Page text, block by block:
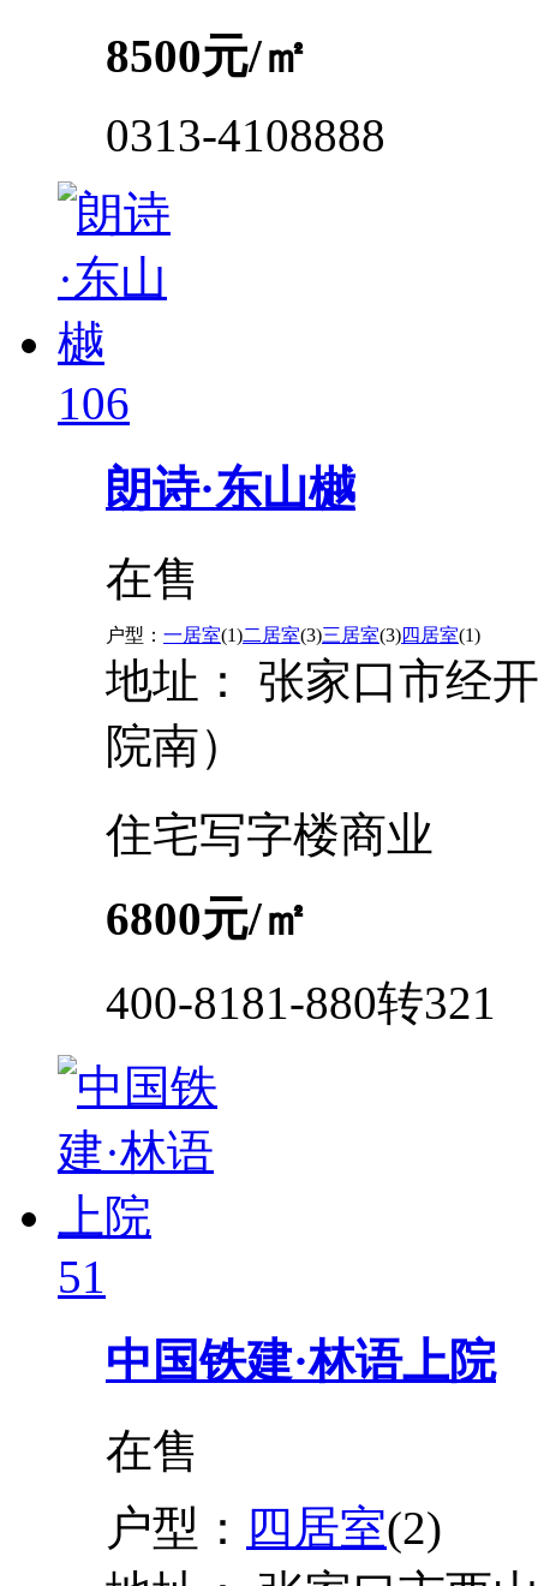
8500元/㎡
0313-4108888
106
朗诗·东山樾
在售
户型： 一居室(1)二居室(3)三居室(3)四居室(1)
地址：
张家口市经
院南）
住宅写字楼商业
6800元/㎡
400-8181-880转321
51
中国铁建·林语上院
在售
户型： 四居室(2)